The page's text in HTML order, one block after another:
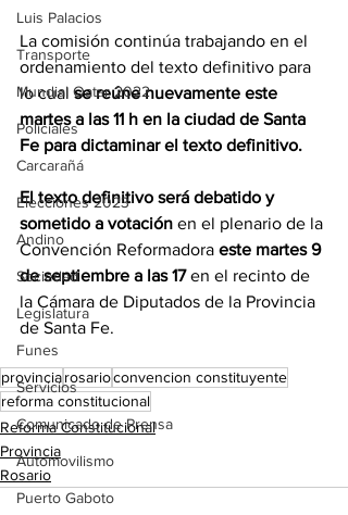
Luis Palacios
Transporte
Mundial Qatar 2022
Policiales
Carcarañá
Elecciones 2023
Andino
Sociedad
Legislatura
Funes
Servicios
Comunicado de Prensa
Automovilismo
Puerto Gaboto
La comisión continúa trabajando en el
ordenamiento del texto definitivo para
lo cual se reúne nuevamente este
martes a las 11 h en la ciudad de Santa
Fe para dictaminar el texto definitivo.
El texto definitivo será debatido y
sometido a votación en el plenario de la
Convención Reformadora este martes 9
de septiembre a las 17 en el recinto de
la Cámara de Diputados de la Provincia
de Santa Fe.
provinciarosarioconvencion constituyente
reforma constitucional
Reforma Constitucional
Provincia
Rosario